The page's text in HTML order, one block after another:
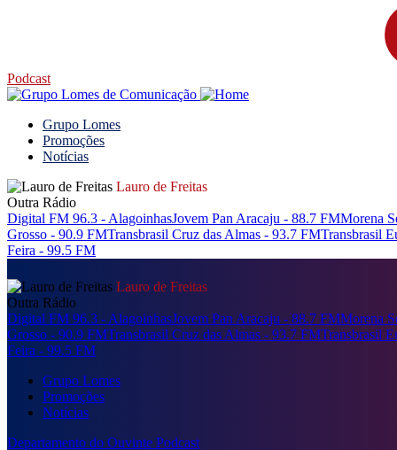
Podcast
Grupo Lomes
Promoções
Notícias
Lauro de Freitas
Outra Rádio
Digital FM 96.3 - AlagoinhasJovem Pan Aracaju - 88.7 FMMorena
Grosso - 90.9 FMTransbrasil Cruz das Almas - 93.7 FMTransbrasil
Feira - 99.5 FM
Lauro de Freitas
Outra Rádio
Digital FM 96.3 - AlagoinhasJovem Pan Aracaju - 88.7 FMMorena
Grosso - 90.9 FMTransbrasil Cruz das Almas - 93.7 FMTransbrasil
Feira - 99.5 FM
Grupo Lomes
Promoções
Notícias
Departamento do Ouvinte Podcast